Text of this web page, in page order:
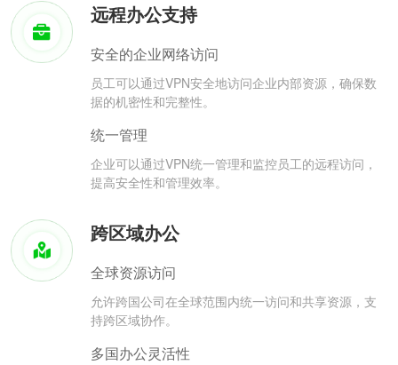
远程办公支持
安全的企业网络访问
员工可以通过VPN安全地访问企业内部资源，确保数
据的机密性和完整性。
统一管理
企业可以通过VPN统一管理和监控员工的远程访问，
提高安全性和管理效率。
跨区域办公
全球资源访问
允许跨国公司在全球范围内统一访问和共享资源，支
持跨区域协作。
多国办公灵活性